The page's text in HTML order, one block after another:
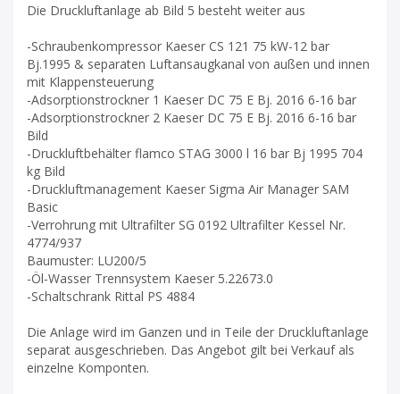
Die Druckluftanlage ab Bild 5 besteht weiter aus
-Schraubenkompressor Kaeser CS 121 75 kW-12 bar
Bj.1995 & separaten Luftansaugkanal von außen und innen
mit Klappensteuerung
-Adsorptionstrockner 1 Kaeser DC 75 E Bj. 2016 6-16 bar
-Adsorptionstrockner 2 Kaeser DC 75 E Bj. 2016 6-16 bar
Bild
-Druckluftbehälter flamco STAG 3000 l 16 bar Bj 1995 704
kg Bild
-Druckluftmanagement Kaeser Sigma Air Manager SAM
Basic
-Verrohrung mit Ultrafilter SG 0192 Ultrafilter Kessel Nr.
4774/937
Baumuster: LU200/5
-Öl-Wasser Trennsystem Kaeser 5.22673.0
-Schaltschrank Rittal PS 4884
Die Anlage wird im Ganzen und in Teile der Druckluftanlage
separat ausgeschrieben. Das Angebot gilt bei Verkauf als
einzelne Komponten.